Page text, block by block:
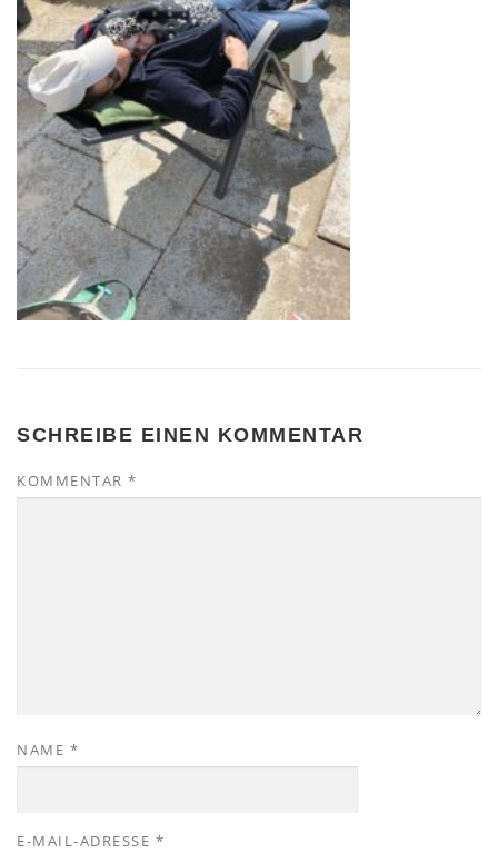
SCHREIBE EINEN KOMMENTAR
KOMMENTAR *
NAME *
E-MAIL-ADRESSE *